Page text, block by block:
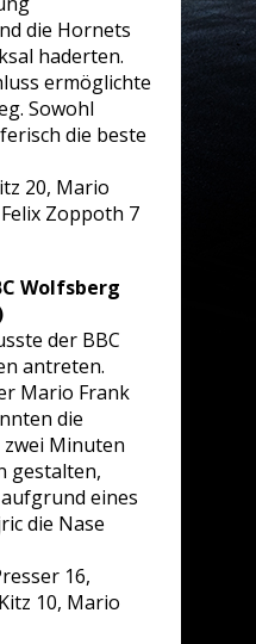
die Hornets
haderten.
ermöglichte
Sowohl
die beste
20, Mario
Zoppoth 7
Wolfsberg
der BBC
antreten.
Mario Frank
die
Minuten
gestalten,
eines
die Nase
16,
10, Mario